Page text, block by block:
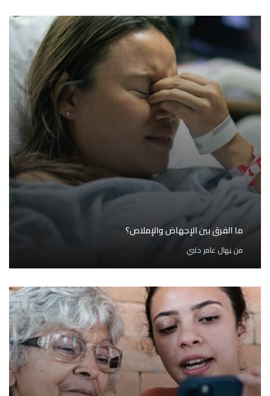
ما الفرق بين الإجهاض والإملاص؟
مننِهال عامر حلبي